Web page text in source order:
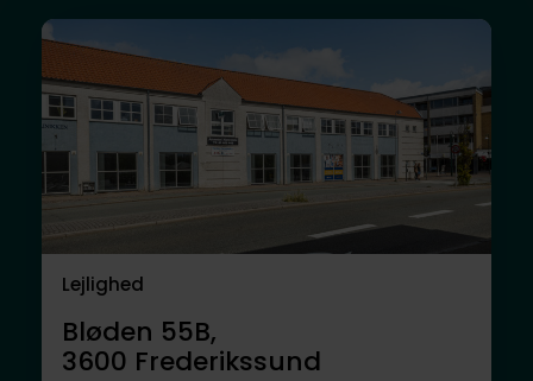
Lejlighed
Bløden 55B,
3600 Frederikssund